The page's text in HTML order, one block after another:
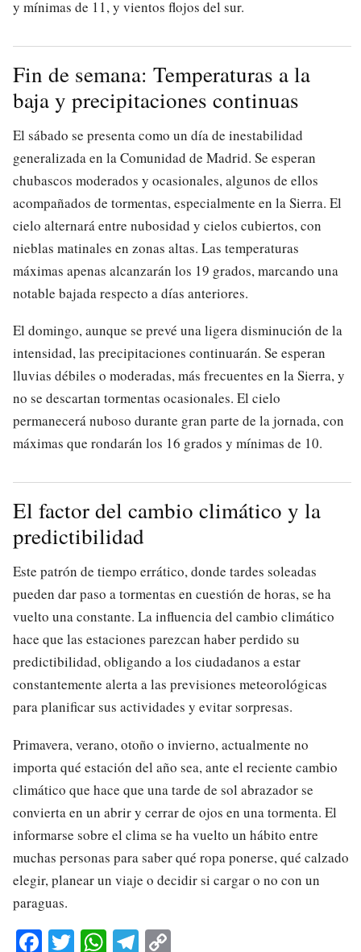
y mínimas de 11, y vientos flojos del sur.
Fin de semana: Temperaturas a la
baja y precipitaciones continuas
El sábado se presenta como un día de inestabilidad
generalizada en la Comunidad de Madrid. Se esperan
chubascos moderados y ocasionales, algunos de ellos
acompañados de tormentas, especialmente en la Sierra. El
cielo alternará entre nubosidad y cielos cubiertos, con
nieblas matinales en zonas altas. Las temperaturas
máximas apenas alcanzarán los 19 grados, marcando una
notable bajada respecto a días anteriores.
El domingo, aunque se prevé una ligera disminución de la
intensidad, las precipitaciones continuarán. Se esperan
lluvias débiles o moderadas, más frecuentes en la Sierra, y
no se descartan tormentas ocasionales. El cielo
permanecerá nuboso durante gran parte de la jornada, con
máximas que rondarán los 16 grados y mínimas de 10.
El factor del cambio climático y la
predictibilidad
Este patrón de tiempo errático, donde tardes soleadas
pueden dar paso a tormentas en cuestión de horas, se ha
vuelto una constante. La influencia del cambio climático
hace que las estaciones parezcan haber perdido su
predictibilidad, obligando a los ciudadanos a estar
constantemente alerta a las previsiones meteorológicas
para planificar sus actividades y evitar sorpresas.
Primavera, verano, otoño o invierno, actualmente no
importa qué estación del año sea, ante el reciente cambio
climático que hace que una tarde de sol abrazador se
convierta en un abrir y cerrar de ojos en una tormenta. El
informarse sobre el clima se ha vuelto un hábito entre
muchas personas para saber qué ropa ponerse, qué calzado
elegir, planear un viaje o decidir si cargar o no con un
paraguas.
Fa T W Te